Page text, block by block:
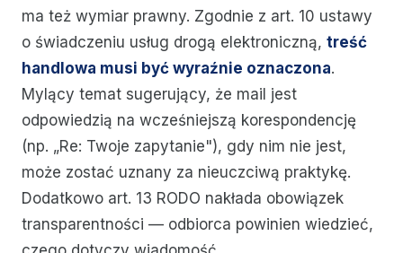
ma też wymiar prawny. Zgodnie z art. 10 ustawy
o świadczeniu usług drogą elektroniczną, treść
handlowa musi być wyraźnie oznaczona.
Mylący temat sugerujący, że mail jest
odpowiedzią na wcześniejszą korespondencję
(np. „Re: Twoje zapytanie"), gdy nim nie jest,
może zostać uznany za nieuczciwą praktykę.
Dodatkowo art. 13 RODO nakłada obowiązek
transparentności — odbiorca powinien wiedzieć,